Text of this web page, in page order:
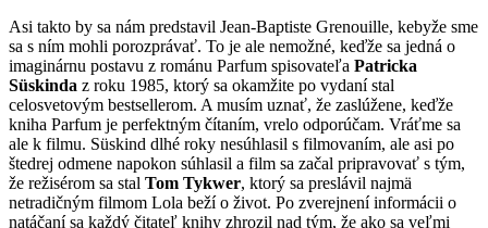
Asi takto by sa nám predstavil Jean-Baptiste Grenouille, kebyže sme
sa s ním mohli porozprávať. To je ale nemožné, keďže sa jedná o
imaginárnu postavu z románu Parfum spisovateľa Patricka
Süskinda z roku 1985, ktorý sa okamžite po vydaní stal
celosvetovým bestsellerom. A musím uznať, že zaslúžene, keďže
kniha Parfum je perfektným čítaním, vrelo odporúčam. Vráťme sa
ale k filmu. Süskind dlhé roky nesúhlasil s filmovaním, ale asi po
štedrej odmene napokon súhlasil a film sa začal pripravovať s tým,
že režisérom sa stal Tom Tykwer, ktorý sa preslávil najmä
netradičným filmom Lola beží o život. Po zverejnení informácii o
natáčaní sa každý čitateľ knihy zhrozil nad tým, že ako sa veľmi